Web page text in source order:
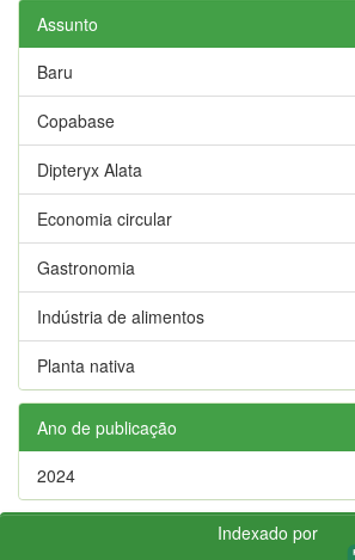
Assunto
Baru
Copabase
Dipteryx Alata
Economia circular
Gastronomia
Indústria de alimentos
Planta nativa
Ano de publicação
2024
Indexado por